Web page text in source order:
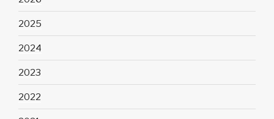
2025
2024
2023
2022